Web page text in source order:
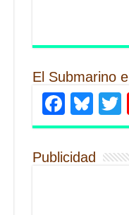
El Submarino
Publicidad